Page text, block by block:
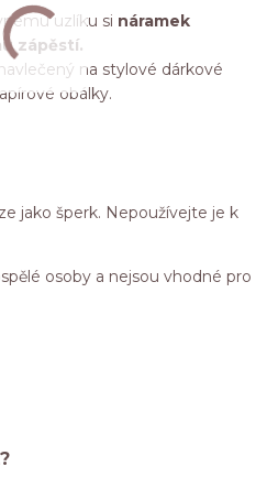
uzlíku si náramek
zápěstí.
na stylové dárkové
obálky.
jako šperk. Nepoužívejte je k
osoby a nejsou vhodné pro